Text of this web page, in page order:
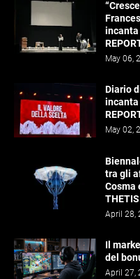
incanta
May 06,
Diario
incanta
May 02,
tra gli
Cosma
THETIS
April 28,
Il
del
April 27,